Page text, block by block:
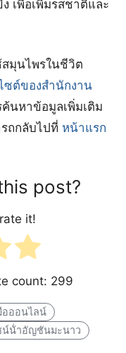
เพื่อเพิ่มรสชาติและ
สมุนไพรในชีวิต
ซต์ของสำนักงาน
นหาข้อมูลเพิ่มเติม
ถกลับไปที่ หน้าแรก
post?
it!
count: 299
อออนไลน์
น์น้ําอัญชันมะนาว